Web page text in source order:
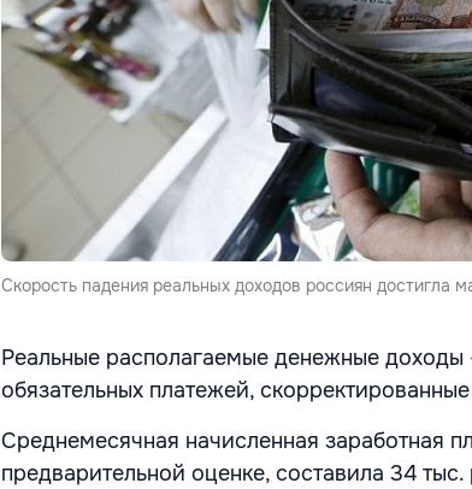
Скорость падения реальных доходов россиян достигла
Реальные располагаемые денежные
обязательных платежей,
Среднемесячная начисленная заработная
предварительной оценке, составила 34